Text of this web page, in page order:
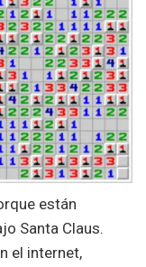
están
Santa Claus.
el internet,